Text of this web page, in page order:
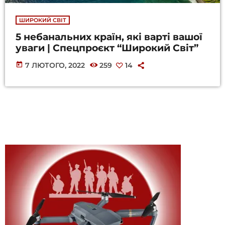
ШИРОКИЙ СВІТ
5 небанальних країн, які варті вашої
уваги | Спецпроєкт “Широкий Світ”
today 7 ЛЮТОГО, 2022 259 14